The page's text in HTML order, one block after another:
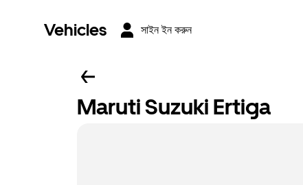
Vehicles সাইন ইন করুন
Maruti Suzuki Ertiga